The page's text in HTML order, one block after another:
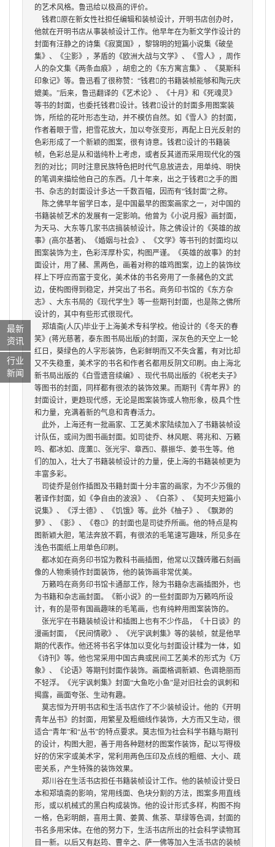
的艺术风格。鲁迅给以极高的评价。
钱君原在新女性社担任编辑和装帧设计，开明书店创办时，
他就在开明书店从事装帧设计工作。他早年在为新文学作设计的
封面有汪静之的诗集《寂寞国》，黎锦明的短篇小说集《破垒
集》、《尘影》，茅盾的《欧洲大战与文学》、《雪人》，周作
人的杂文集《两条血痕》，胡愈之的《东方寓言集》、《莫斯科
印象记》等。鲁迅看了很称赞： “钱君的书籍装帧能够和陶元庆
媲美。 ”后来，鲁迅翻译的《艺术论》、《十月》和《死魂灵》
等书的封面，也委托钱君设计。钱君设计的封面多用图案装
饰，所绘的花叶形态生动，并不模仿自然。如《雪人》的封面，
作者着眼于雪，把雪花放大，加以夸张变形，再配上日光反射的
色彩形成了一个新颖的图案，很有诗意。钱君设计的书籍装
帧，色彩总是从和谐纯朴上考虑，或者反其道而采用现代化的强
烈的对比；同时注意民族特色把时代气息放进去，用单纯、明快
的笔调来描绘他自己的东西。几十年来，出之于钱君之手的图
书、杂志的封面设计多达一千数百幅，因而有“钱封面”之称。
陈之佛早年留学日本，是中国最早的图案画家之一，对中国的
书籍装帧艺术的发展有一定影响。他曾为《小说月报》画封面，
为天马、大东等几家书店搞装帧设计。陈之佛设计的《英雄的故
事》 (高尔基著)、《婚姻与社会》、《文学》等书刊的封面均以
图案装饰为主，色彩浑厚朴实，构图严谨。《英雄的故事》的封
面设计，用了赭、黑两色，画着对称的雄鸡图案，边上的装饰纹
样上下呼应而富于变化，美术体的书名旁用了一条赭色的文武
边，使构图得到稳定，并突出了书名。商务印书馆的《东方杂
志》、大东书局的《现代学生》等一些期刊封面，也是陈之佛所
设计的，其中有些形式很现代。
郑填斋(人仄)毕业于上海美术专科学校。他设计的《冬天的春
笑》 (蒋光慈著，泰东图书局出版)的封面，深灰色的天空上一轮
红日，葵绿色的人字形装饰，色彩鲜明而又不失含蓄，有对比却
又不失稳重，美术字的书名和作者名都用反阴文印刷。由上海北
新书局出版的《白雪遗音续编》、现代书局出版的《祝老夫子》
等图书的封面，同样都有很浓的装饰效果。而期刊《青年界》的
封面设计，更趋现代感，无论是图案装饰或人物形象，极具个性
和力量，充满着新的气息和青春活力。
此外，上海还有一批画家、工艺美术家陆续加入了书籍装帧设
计队伍，或间为图书画封面。如司徒乔、林风眠、蒋兆和、万籁
鸣、都冰如、庞薰、张光宇、章西、蔡振华、姜书生等。他
们的加入，壮大了书籍装帧设计的力量，使上海的书籍装帧更为
丰富多彩。
司徒乔是创作插图及书籍封面十分丰富的画家，为不少苏俄的
著译作封面，如《争自由的波浪》、《白茶》、《契珂夫短篇小
说集》、《浮士德》、《饥饿》等。此外《柚子》、《飘渺的
萝》、《影》、《卷》的封面也是司徒乔所画。他的特点是构
图新颖大胆，笔法奔放不羁，有很浓的毛笔速写趣味，所见多在
浅色书面纸上用单色印刷。
都冰如在商务印书馆为教科书画插图，他常以汉魏砖雕石刻画
像的人物乘骑作封面装饰，他的装饰画非常优美。
万籁鸣在商务印书馆卡通部工作，除为书籍杂志画插图外，也
为书籍和杂志画封面。《新小说》的一些封面即为万籁鸣所设
计，有的是带有国画趣味的毛笔画，也有纯粹用图案装饰的。
张光宇在书籍装帧设计和插图上也有不少作品，《十日谈》的
漫画封面，《民间情歌》、《光宇讽刺集》等的装帧，就是他早
期的代表作。他还将书名字体加以变化与封面设计糅为一体，如
《诗刊》等。他也常采用中国古典或民间工艺美术的形式为《万
象》、《论语》等期刊封面作装饰。画面格调新颖、色调艳丽而
不轻浮。《光宇讽刺集》封面“大鱼吃小鱼”是对旧社会的讽刺和
揭露，画面夸张、生动有趣。
莫志恒为开明书店和生活书店作了不少装帧设计。他的《开明
青年丛书》的封面，用繁星及粗细线作装饰，大方而又生动，很
适合“青年”和“丛书”的特点要求。莫志恒为社会科学书籍与期刊
的设计，构图大胆，善于用各种题材的图案作装饰，配以写得极
好的仿宋字或美术字，常利用两色压印及点线的粗细、大小、疏
密关系，产生特殊的装饰效果。
郑川谷在生活书店担任书籍装帧设计工作。他的装帧设计受日
本和郑填斋的影响，常用线面、色块分割的方法，图案多用直线
形，或以机械式的黑白构成装饰。他的设计形式多样，构图不拘
一格，色彩明朗，喜用土黄、姜黄、焦茶、草绿等色调，封面的
书名多用宋体。在他的努力下，生活书店所出的社会科学读物耳
目一新。以后又有赵筠、曹辛之、萨一佛等加入生活书店的装帧
最新
资讯
行业
新闻